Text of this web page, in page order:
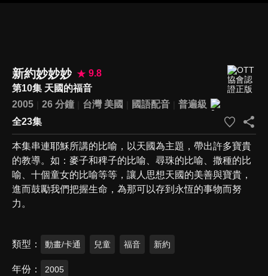
新約妙妙妙
9.8
第10集 天國的福音
2005
26 分鐘 台灣 美國 國語配音
普遍級
全23集
本集串連耶穌所講的比喻，以天國為主題，帶出許多寶貴
的教導。如：麥子和稗子的比喻、尋珠的比喻、撒種的比
喻、十個童女的比喻等等，讓人思想天國的美善與寶貴，
進而鼓勵我們把握生命，為那可以存到永恆的事物而努
力。
類型 動畫/卡通 兒童 福音 新約
年份 2005